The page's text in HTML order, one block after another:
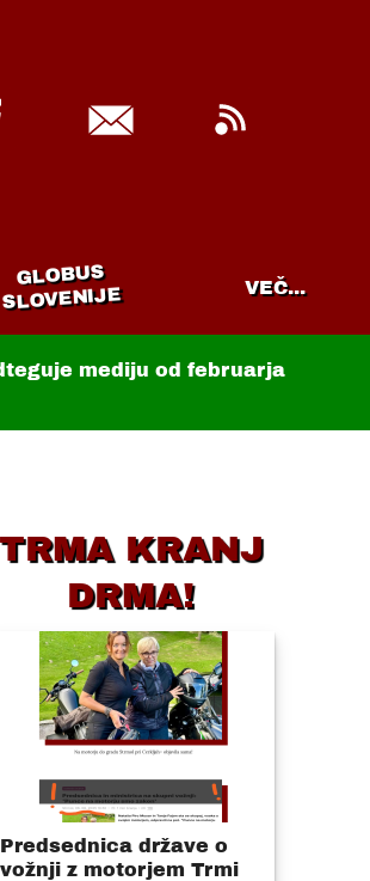
GLOBUS
SLOVENIJE VEČ...
mediju od februarja
TRMA KRANJ
DRMA!
Predsednica države o
vožnji z motorjem Trmi